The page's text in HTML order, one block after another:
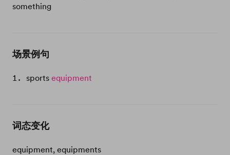
something
场景例句
sportsequipment
词态变化
equipment, equipments